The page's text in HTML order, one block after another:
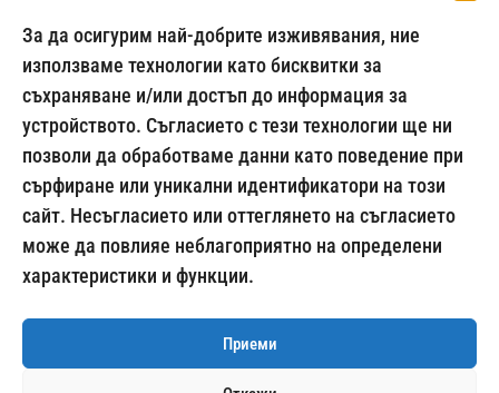
За да осигурим най-добрите изживявания, ние
използваме технологии като бисквитки за
съхраняване и/или достъп до информация за
устройството. Съгласието с тези технологии ще ни
позволи да обработваме данни като поведение при
сърфиране или уникални идентификатори на този
сайт. Несъгласието или оттеглянето на съгласието
може да повлияе неблагоприятно на определени
характеристики и функции.
Приеми
024500269
Начини на плащане: